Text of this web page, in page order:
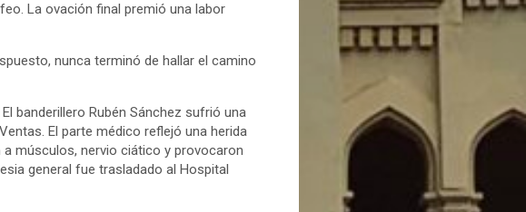
La ovación final premió una labor
nunca terminó de hallar el camino
banderillero Rubén Sánchez sufrió una
El parte médico reflejó una herida
músculos, nervio ciático y provocaron
general fue trasladado al Hospital